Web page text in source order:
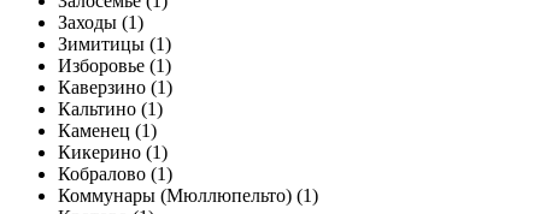
Заходы (1)
Зимитицы (1)
Изборовье (1)
Каверзино (1)
Кальтино (1)
Каменец (1)
Кикерино (1)
Кобралово (1)
Коммунары (Мюллюпельто) (1)